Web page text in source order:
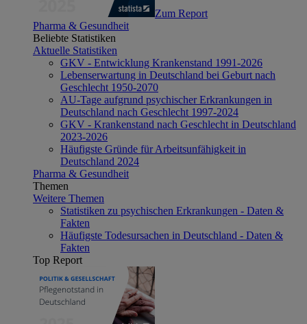
Zum Report
Pharma & Gesundheit
Beliebte Statistiken
Aktuelle Statistiken
GKV - Entwicklung Krankenstand 1991-2026
Lebenserwartung in Deutschland bei Geburt nach
Geschlecht 1950-2070
AU-Tage aufgrund psychischer Erkrankungen in
Deutschland nach Geschlecht 1997-2024
GKV - Krankenstand nach Geschlecht in Deutschland
2023-2026
Häufigste Gründe für Arbeitsunfähigkeit in
Deutschland 2024
Pharma & Gesundheit
Themen
Weitere Themen
Statistiken zu psychischen Erkrankungen - Daten &
Fakten
Häufigste Todesursachen in Deutschland - Daten &
Fakten
Top Report